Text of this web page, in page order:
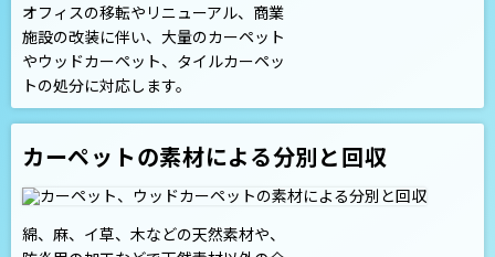
オフィスの移転やリニューアル、商業
施設の改装に伴い、大量のカーペット
やウッドカーペット、タイルカーペッ
トの処分に対応します。
カーペットの素材による分別と回収
綿、麻、イ草、木などの天然素材や、